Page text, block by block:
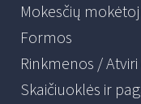
Mokesčių
Formos
Rinkmenos /
Skaičiuoklės ir